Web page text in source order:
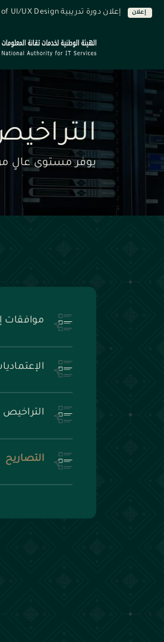
إعلان إعلان دورة تدريبية Fundamentals of UI/UX Design
يوفر مستوى عالٍ من
موافقات
التراخيص
التصاريح